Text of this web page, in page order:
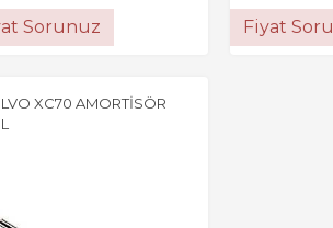
Sorunuz Fiyat
XC70 AMORTİSÖR